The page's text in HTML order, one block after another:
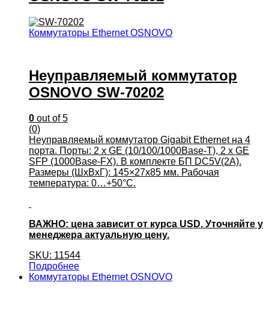
Коммутаторы Ethernet OSNOVO
Неуправляемый коммутатор
OSNOVO SW-70202
0 out of 5
(0)
Неуправляемый коммутатор Gigabit Ethernet на 4
порта. Порты: 2 x GE (10/100/1000Base-T), 2 x GE
SFP (1000Base-FX). В комплекте БП DC5V(2A).
Размеры (ШхВхГ): 145×27х85 мм. Рабочая
температура: 0…+50°С.
ВАЖНО: цена зависит от курса USD. Уточняйте у
менеджера актуальную цену.
SKU: 11544
Подробнее
Коммутаторы Ethernet OSNOVO